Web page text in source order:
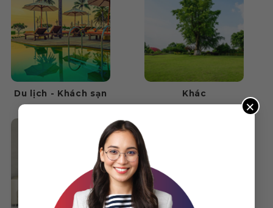
×
Du lịch - Khách sạn Khác